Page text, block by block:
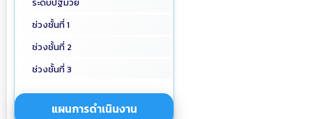
ช่วงชั้นที่ 1
ช่วงชั้นที่ 2
ช่วงชั้นที่ 3
แผนการดำเนินงาน